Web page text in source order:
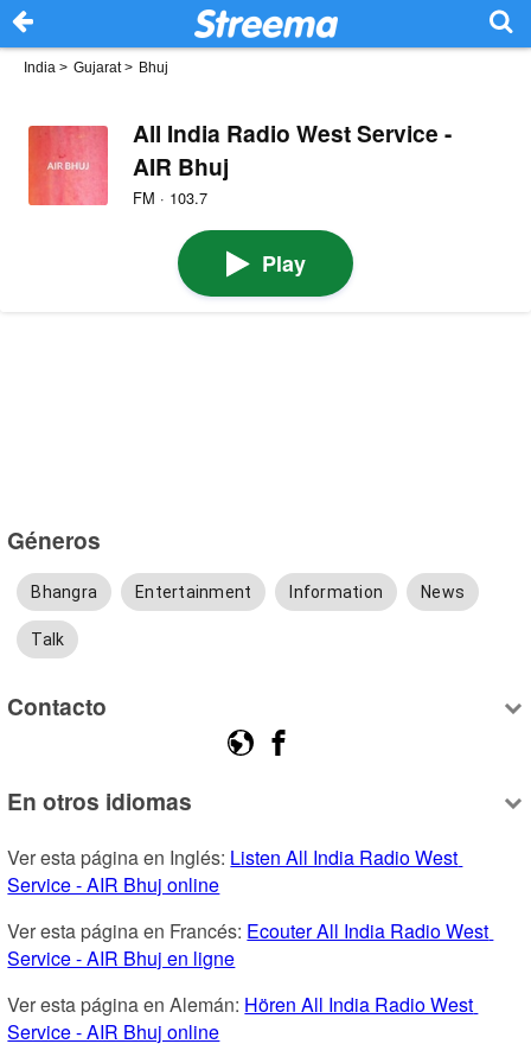
India > Gujarat> Bhuj
All India Radio West Service -
AIR Bhuj
FM · 103.7
Play
Géneros
Bhangra Entertainment Information News
Talk
Contacto
En otros idiomas
Ver esta página en Inglés: Listen All India Radio West
Service - AIR Bhuj online
Ver esta página en Francés: Ecouter All India Radio West
Service - AIR Bhuj en ligne
Ver esta página en Alemán: Hören All India Radio West
Service - AIR Bhuj online